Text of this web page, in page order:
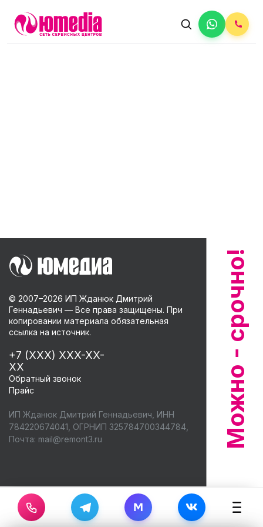
© 2007–2026 ИП Жданюк Дмитрий
Геннадьевич — Все права защищены. При
копировании материала обязательная
ссылка на источник.
+7 (XXX) XXX-XX-
XX
Обратный звонок
Прайс
ИП Жданюк Дмитрий Геннадьевич, ИНН
784220674041, ОГРНИП 325784700344784,
Почта: mail@remont3.ru
M